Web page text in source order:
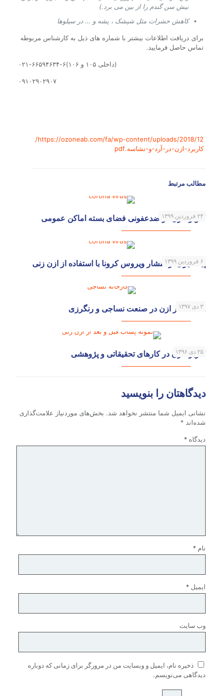
نیش سن گندم را از بین می برد.)
کاهش حشرات مثل شپشک ، پشه و … در سیلوها
برای دریافت اطلاعات بیشتر با شماره های ذیل به کارشناس مربوطه
تماس حاصل فرمایید.
(داخلی ۱۰۵ و ۱۰۶)۶-۶۶۵۹۴۶۳۴-۰۲۱
۰۹۱۰۲۹۰۲۹۰۷
https://ozoneab.com/fa/wp-content/uploads/2018/12/
کاربرد-ازن-در-آرد-و-نشاسه.pdf
مطالب مرتبط
۲۴ فروردین ۱۳۹۹
کاربرد ازن در ضدعفونی فضای بسته اماکن عمومی
۶ فروردین ۱۳۹۹پیشگیری از انتشار ویروس کرونا با استفاده از ازن زنی
۳ دی ۱۳۹۷
استفاده از ازن در صنعت نساجی و رنگرزی
۲۵ دی ۱۳۹۶
کاربرد ازن در کارهای تحقیقاتی و پژوهشی
دیدگاهتان را بنویسید
نشانی ایمیل شما منتشر نخواهد شد. بخش‌های موردنیاز علامت‌گذاری
شده‌اند *
دیدگاه *
نام *
ایمیل *
وب‌ سایت
ذخیره نام، ایمیل و وبسایت من در مرورگر برای زمانی که دوباره
دیدگاهی می‌نویسم.